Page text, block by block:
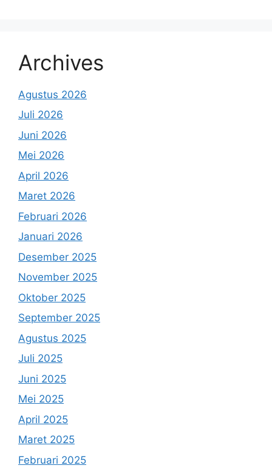
Archives
Agustus 2026
Juli 2026
Juni 2026
Mei 2026
April 2026
Maret 2026
Februari 2026
Januari 2026
Desember 2025
November 2025
Oktober 2025
September 2025
Agustus 2025
Juli 2025
Juni 2025
Mei 2025
April 2025
Maret 2025
Februari 2025